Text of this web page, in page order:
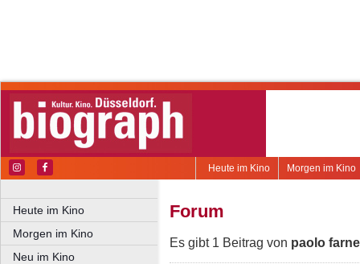
Morgen im Kino
Heute im Kino
Heute im Kino
Morgen im Kino
Neu im Kino
Forum
Es gibt 1 Beitrag von paolo